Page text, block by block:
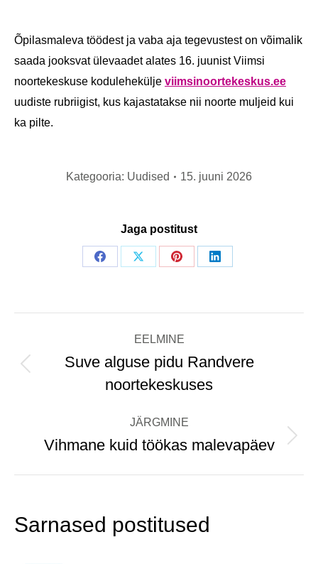
Õpilasmaleva töödest ja vaba aja tegevustest on võimalik
saada jooksvat ülevaadet alates 16. juunist Viimsi
noortekeskuse kodulehekülje viimsinoortekeskus.ee
uudiste rubriigist, kus kajastatakse nii noorte muljeid kui
ka pilte.
Kategooria: Uudised 15. juuni 2026
Jaga postitust
Share
Share
Share
Share
navigation
EELMINE
post:
Suve alguse pidu Randvere
noortekeskuses
JÄRGMINE
Next
Vihmane kuid töökas malevapäev
Sarnased postitused